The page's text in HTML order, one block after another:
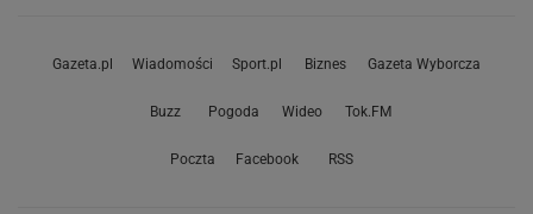
Gazeta.pl Wiadomości Sport.pl Biznes Gazeta Wyborcza
Buzz Pogoda Wideo Tok.FM
Poczta Facebook RSS